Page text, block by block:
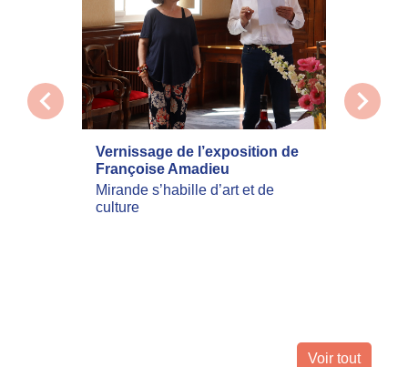
Vernissage de l’exposition de
Françoise Amadieu
Mirande s’habille d’art et de
culture
chevron_left chevron_right
Voir tout